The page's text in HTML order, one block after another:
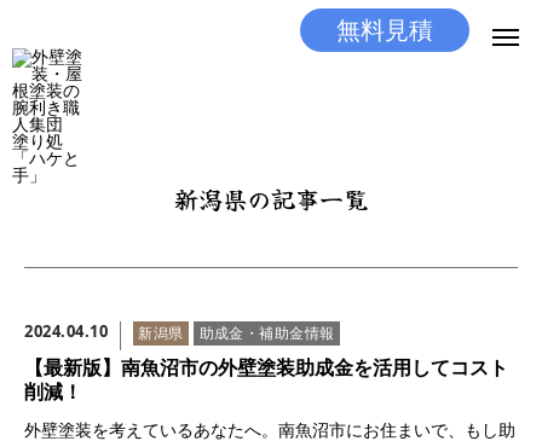
無料見積
新潟県の記事一覧
2024.04.10 新潟県 助成金・補助金情報
【最新版】南魚沼市の外壁塗装助成金を活用してコスト
削減！
外壁塗装を考えているあなたへ。南魚沼市にお住まいで、もし助
施工実績